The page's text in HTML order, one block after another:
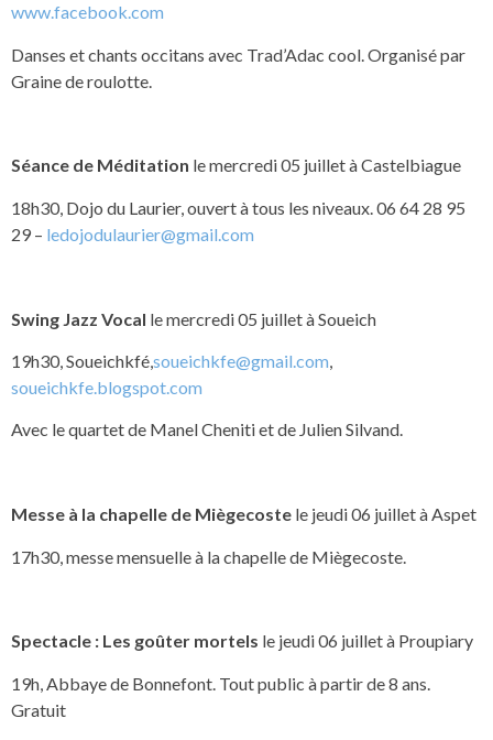
www.facebook.com
Danses et chants occitans avec Trad’Adac cool. Organisé par
Graine de roulotte.
Séance de Méditation le mercredi 05 juillet à Castelbiague
18h30, Dojo du Laurier, ouvert à tous les niveaux. 06 64 28 95
29 – ledojodulaurier@gmail.com
Swing Jazz Vocal le mercredi 05 juillet à Soueich
19h30, Soueichkfé,soueichkfe@gmail.com,
soueichkfe.blogspot.com
Avec le quartet de Manel Cheniti et de Julien Silvand.
Messe à la chapelle de Miègecoste le jeudi 06 juillet à Aspet
17h30, messe mensuelle à la chapelle de Miègecoste.
Spectacle : Les goûter mortels le jeudi 06 juillet à Proupiary
19h, Abbaye de Bonnefont. Tout public à partir de 8 ans.
Gratuit